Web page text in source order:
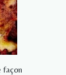
façon